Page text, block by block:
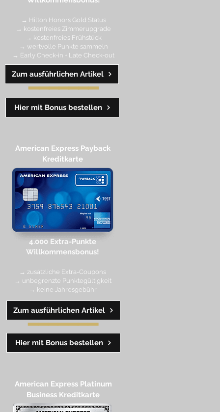
→ Hilton Honors Gold Status
→ kostenfreies Zimmerupgrade
→ kostenfreies Frühstück
→ wertvolle Punkte sammeln
→ Early Check-in + Late Check-out
━━━━━━━
Hier mit Bonus bestellen
Zum ausführlichen Artikel
Hier mit Bonus bestellen
Zum ausführlichen Artikel
American Express Payback
Kreditkarte​
4.000 Extra-Punkte
Willkommensbonus!
→ zusätzliche Extra-Coupons
→ unbegrenzte Punktegültigkeit
→ keine Jahresgebühr
━━━━━━━
American Express Platinum
Business Kreditkarte​